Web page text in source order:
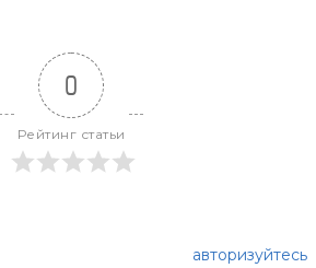
0
Рейтинг статьи
авторизуйтесь